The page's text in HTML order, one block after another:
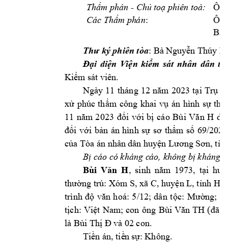
Thẩm phán - Chủ toạ phiên toà:
Các Thẩm phán:
Bà
Thư ký phiên tòa: Bà Nguyễn Thúy H
Đại diện Viện kiểm sát nhân dân
Kiểm sát viên.
Ngày 11 tháng 12 năm 2023 tại Trụ
xử phúc thẩm công khai vụ án hình sự thụ
11 năm 2023 đối với bị cáo Bùi Văn H do
đối với bản án hình sự sơ thẩm số 69/
của Tòa án nhân dân huyện Lương Sơn, tỉn
Bị cáo có kháng cáo, không bị kháng n
Bùi Văn H, sinh năm 1973, tại huy
thường trú: Xóm S, xã C, huyện L, tỉnh
trình độ văn hoá: 5/12; dân tộc: Mường;
tịch: Việt Nam; con ông Bùi Văn TH (đã
là Bùi Thị Đ và 02 con.
Tiền án, tiền sự: Không.